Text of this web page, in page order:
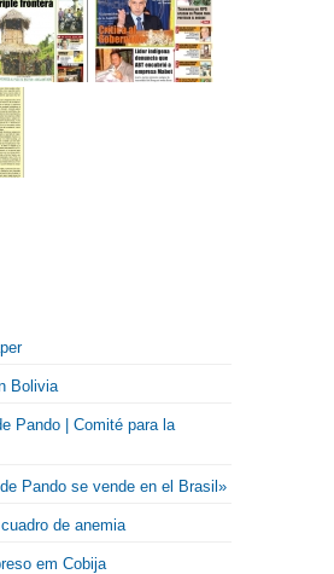
Bolivia
Pando | Comité para la
Pando se vende en el Brasil»
de anemia
em Cobija